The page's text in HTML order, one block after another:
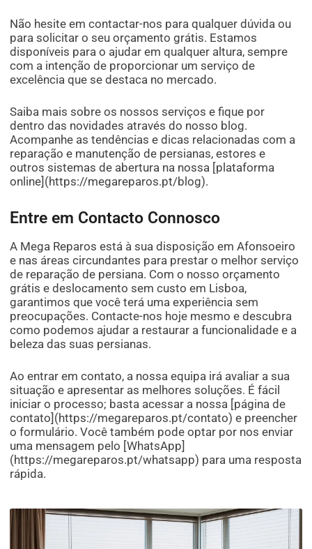
Não hesite em contactar-nos para qualquer dúvida ou
para solicitar o seu orçamento grátis. Estamos
disponíveis para o ajudar em qualquer altura, sempre
com a intenção de proporcionar um serviço de
excelência que se destaca no mercado.
Saiba mais sobre os nossos serviços e fique por
dentro das novidades através do nosso blog.
Acompanhe as tendências e dicas relacionadas com a
reparação e manutenção de persianas, estores e
outros sistemas de abertura na nossa [plataforma
online](https://megareparos.pt/blog).
Entre em Contacto Connosco
A Mega Reparos está à sua disposição em Afonsoeiro
e nas áreas circundantes para prestar o melhor serviço
de reparação de persiana. Com o nosso orçamento
grátis e deslocamento sem custo em Lisboa,
garantimos que você terá uma experiência sem
preocupações. Contacte-nos hoje mesmo e descubra
como podemos ajudar a restaurar a funcionalidade e a
beleza das suas persianas.
Ao entrar em contato, a nossa equipa irá avaliar a sua
situação e apresentar as melhores soluções. É fácil
iniciar o processo; basta acessar a nossa [página de
contato](https://megareparos.pt/contato) e preencher
o formulário. Você também pode optar por nos enviar
uma mensagem pelo [WhatsApp]
(https://megareparos.pt/whatsapp) para uma resposta
rápida.